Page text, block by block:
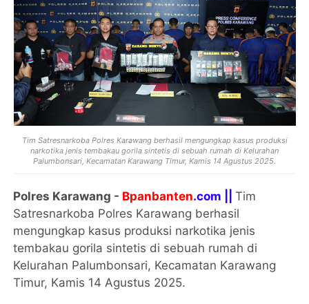
Tim Satresnarkoba Polres Karawang berhasil mengungkap kasus produksi
narkotika jenis tembakau gorila sintetis di sebuah rumah di Kelurahan
Palumbonsari, Kecamatan Karawang Timur, Kamis 14 Agustus 2025.
Polres Karawang - Bpanbanten.com ||Tim
Satresnarkoba Polres Karawang berhasil
mengungkap kasus produksi narkotika jenis
tembakau gorila sintetis di sebuah rumah di
Kelurahan Palumbonsari, Kecamatan Karawang
Timur, Kamis 14 Agustus 2025.